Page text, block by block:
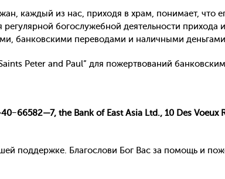
каждый из нас, приходя в храм, понимает, что
богослужебной деятельности прихода
банковскими переводами и наличными
Peter and Paul” для пожертвований
the Bank of East Asia Ltd., 10 Des Voeux
поддержке. Благослови Бог Вас за помощь и